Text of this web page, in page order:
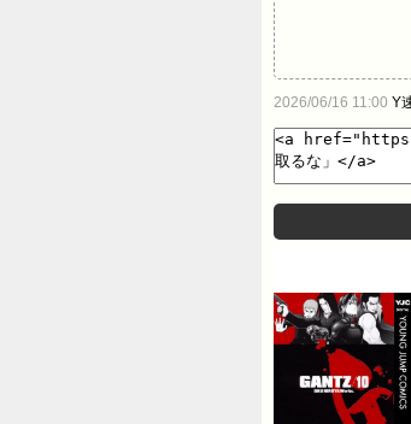
2026/06/16 11:00 Y